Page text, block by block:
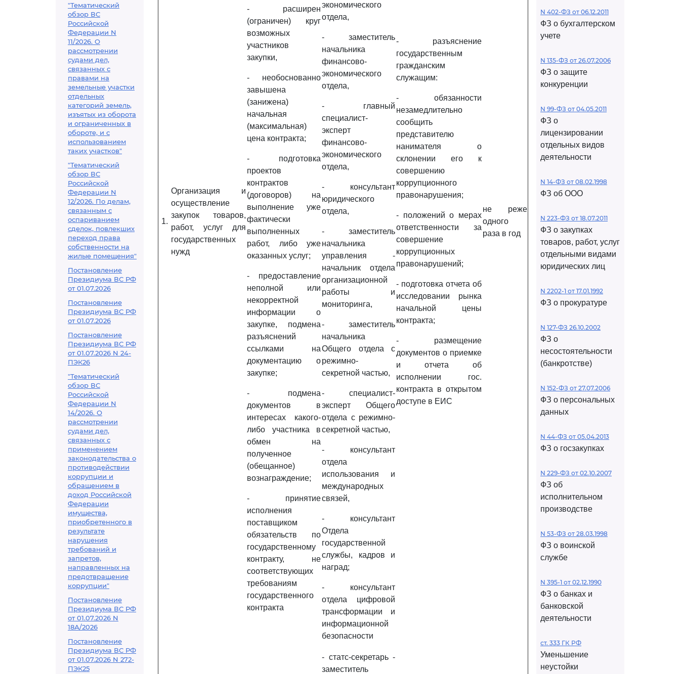
"Тематический
обзор ВС
Российской
Федерации N
11/2026. О
рассмотрении
судами дел,
связанных с
правами на
земельные участки
отдельных
категорий земель,
изъятых из оборота
и ограниченных в
обороте, и с
использованием
таких участков"
"Тематический
обзор ВС
Российской
Федерации N
12/2026. По делам,
связанным с
оспариванием
сделок, повлекших
переход права
собственности на
жилые помещения"
Постановление
Президиума ВС РФ
от 01.07.2026
Постановление
Президиума ВС РФ
от 01.07.2026
Постановление
Президиума ВС РФ
от 01.07.2026 N 24-
ПЭК26
"Тематический
обзор ВС
Российской
Федерации N
14/2026. О
рассмотрении
судами дел,
связанных с
применением
законодательства о
противодействии
коррупции и
обращением в
доход Российской
Федерации
имущества,
приобретенного в
результате
нарушения
требований и
запретов,
направленных на
предотвращение
коррупции"
Постановление
Президиума ВС РФ
от 01.07.2026 N
18А/2026
Постановление
Президиума ВС РФ
от 01.07.2026 N 272-
ПЭК25
1.
Организация и
осуществление
закупок товаров,
работ, услуг для
государственных
нужд
- расширен
(ограничен) круг
возможных
участников
закупки,
- необоснованно
завышена
(занижена)
начальная
(максимальная)
цена контракта;
- подготовка
проектов
контрактов
(договоров) на
выполнение уже
фактически
выполненных
работ, либо уже
оказанных услуг;
- предоставление
неполной или
некорректной
информации о
закупке, подмена
разъяснений
ссылками на
документацию о
закупке;
- подмена
документов в
интересах какого-
либо участника в
обмен на
полученное
(обещанное)
вознаграждение;
- принятие
исполнения
поставщиком
обязательств по
государственному
контракту, не
соответствующих
требованиям
государственного
контракта
экономического
отдела,
- заместитель
начальника
финансово-
экономического
отдела,
- главный
специалист-
эксперт
финансово-
экономического
отдела,
- консультант
юридического
отдела,
- заместитель
начальника
управления -
начальник отдела
организационной
работы и
мониторинга,
- заместитель
начальника
Общего отдела с
режимно-
секретной частью,
- специалист-
эксперт Общего
отдела с режимно-
секретной частью,
- консультант
отдела
использования и
международных
связей,
- консультант
Отдела
государственной
службы, кадров и
наград;
- консультант
отдела цифровой
трансформации и
информационной
безопасности
- разъяснение
государственным
гражданским
служащим:
- обязанности
незамедлительно
сообщить
представителю
нанимателя о
склонении его к
совершению
коррупционного
правонарушения;
- положений о мерах
ответственности за
совершение
коррупционных
правонарушений;
- подготовка отчета об
исследовании рынка
начальной цены
контракта;
- размещение
документов о приемке
и отчета об
исполнении гос.
контракта в открытом
доступе в ЕИС
не реже
одного
раза в год
- статс-секретарь -
заместитель
N 402-ФЗ от 06.12.2011
ФЗ о бухгалтерском
учете
N 135-ФЗ от 26.07.2006
ФЗ о защите
конкуренции
N 99-ФЗ от 04.05.2011
ФЗ о
лицензировании
отдельных видов
деятельности
N 14-ФЗ от 08.02.1998
ФЗ об ООО
N 223-ФЗ от 18.07.2011
ФЗ о закупках
товаров, работ, услуг
отдельными видами
юридических лиц
N 2202-1 от 17.01.1992
ФЗ о прокуратуре
N 127-ФЗ 26.10.2002
ФЗ о
несостоятельности
(банкротстве)
N 152-ФЗ от 27.07.2006
ФЗ о персональных
данных
N 44-ФЗ от 05.04.2013
ФЗ о госзакупках
N 229-ФЗ от 02.10.2007
ФЗ об
исполнительном
производстве
N 53-ФЗ от 28.03.1998
ФЗ о воинской
службе
N 395-1 от 02.12.1990
ФЗ о банках и
банковской
деятельности
ст. 333 ГК РФ
Уменьшение
неустойки